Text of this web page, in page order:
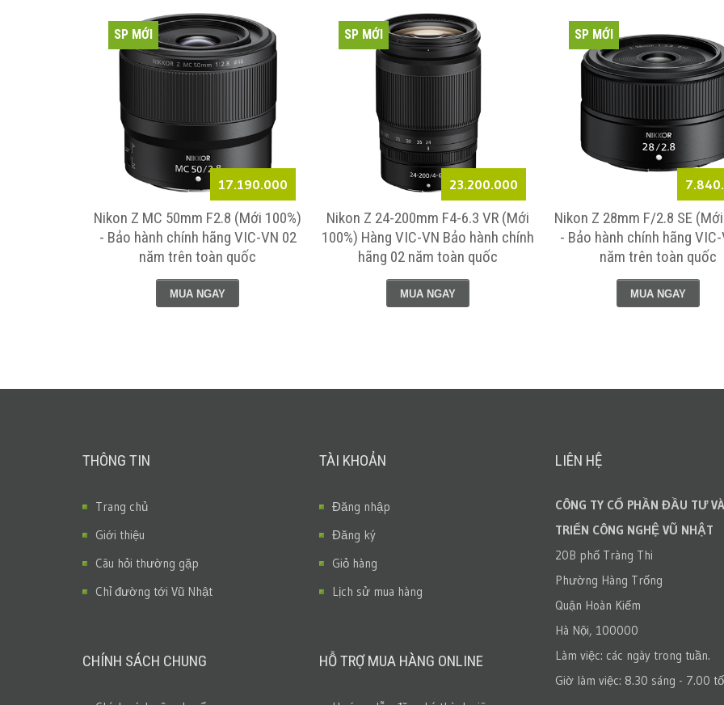
17.190.000
SP MỚI
Nikon Z MC 50mm F2.8 (Mới 100%)
- Bảo hành chính hãng VIC-VN 02
năm trên toàn quốc
MUA NGAY
23.200.000
SP MỚI
Nikon Z 24-200mm F4-6.3 VR (Mới
100%) Hàng VIC-VN Bảo hành chính
hãng 02 năm toàn quốc
MUA NGAY
SP MỚI
Nikon Z 28mm F/2.8 SE
- Bảo hành chính hãng
năm trên toàn quốc
MUA NGAY
THÔNG TIN
Trang chủ
Giới thiệu
Câu hỏi thường gặp
Chỉ đường tới Vũ Nhật
CHÍNH SÁCH CHUNG
TÀI KHOẢN
Đăng nhập
Đăng ký
Giỏ hàng
Lịch sử mua hàng
HỖ TRỢ MUA HÀNG ONLINE
LIÊN HỆ
CÔNG TY CỔ PHẦN ĐẦU TƯ
TRIỂN CÔNG NGHỆ VŨ NHẬT
20B phố Tràng Thi
Phường Hàng Trống
Quận Hoàn Kiếm
Hà Nội, 100000
Làm việc: các ngày trong tuần.
Giờ làm việc: 8.30 sáng - 7.00